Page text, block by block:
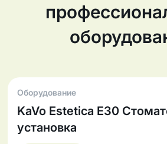
Оборудование
KaVo Estetica E30
установка